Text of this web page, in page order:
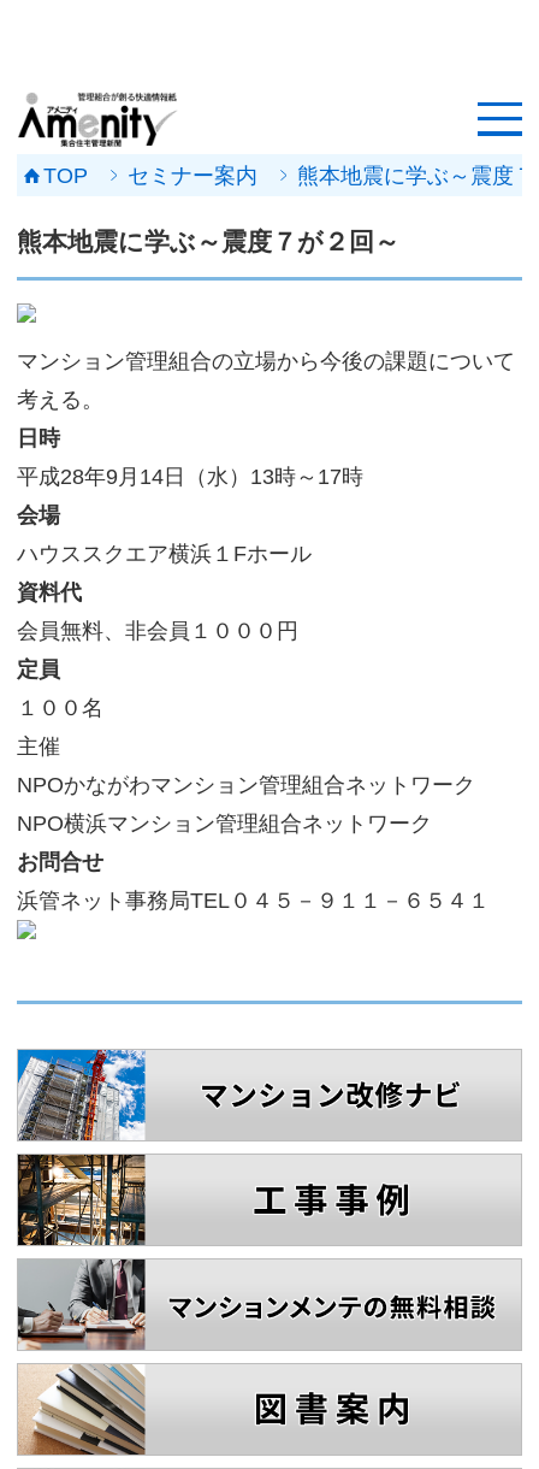
記事一覧
工事事例
サイトマップ
TOP セミナー案内 熊本地震に学ぶ～震度
熊本地震に学ぶ～震度７が２回～
マンション管理組合の立場から今後の課題について
考える。
日時
平成28年9月14日（水）13時～17時
会場
ハウススクエア横浜１Fホール
資料代
会員無料、非会員１０００円
定員
１００名
主催
NPOかながわマンション管理組合ネットワーク
NPO横浜マンション管理組合ネットワーク
お問合せ
浜管ネット事務局TEL０４５－９１１－６５４１